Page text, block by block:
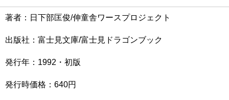
著者：日下部匡俊/伸童舎ワースプロジェクト
出版社：富士見文庫/富士見ドラゴンブック
発行年：1992・初版
発行時価格：640円